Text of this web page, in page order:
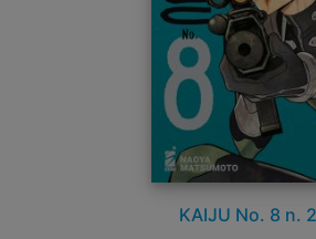
KAIJU No. 8 n. 2